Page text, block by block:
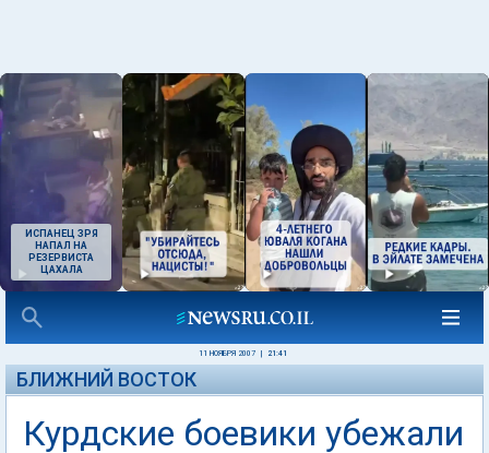
ИСПАНЕЦ ЗРЯ
НАПАЛ НА
РЕЗЕРВИСТА
ЦАХАЛА
11 НОЯБРЯ 2007 21:41
БЛИЖНИЙ ВОСТОК
Курдские боевики убежали